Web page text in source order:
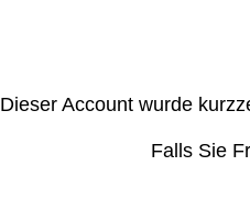
Dieser Account wurde
Falls Sie